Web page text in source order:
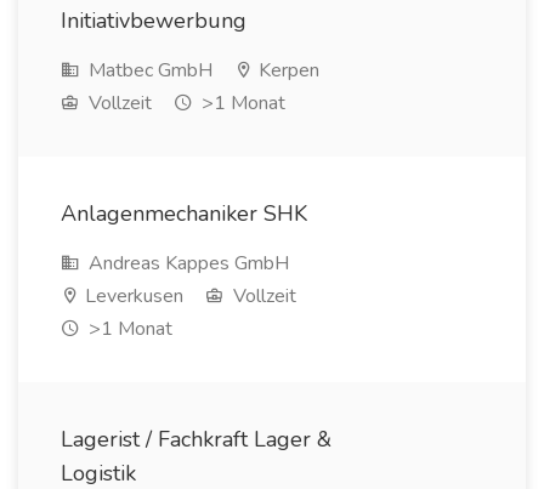
Initiativbewerbung
Matbec GmbH
Kerpen
Vollzeit
>1 Monat
Anlagenmechaniker SHK
Andreas Kappes GmbH
Leverkusen
Vollzeit
>1 Monat
Lagerist / Fachkraft Lager &
Logistik